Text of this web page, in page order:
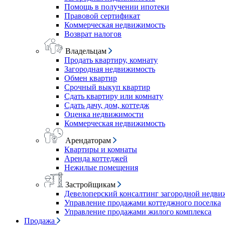
Помощь в получении ипотеки
Правовой сертификат
Коммерческая недвижимость
Возврат налогов
Владельцам
Продать квартиру, комнату
Загородная недвижимость
Обмен квартир
Срочный выкуп квартир
Сдать квартиру или комнату
Сдать дачу, дом, коттедж
Оценка недвижимости
Коммерческая недвижимость
Арендаторам
Квартиры и комнаты
Аренда коттеджей
Нежилые помещения
Застройщикам
Девелоперский консалтинг загородной
Управление продажами коттеджного поселка
Управление продажами жилого комплекса
Продажа